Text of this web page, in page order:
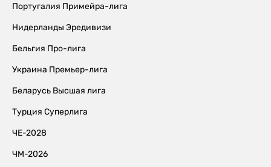
Португалия Примейра-лига
Нидерланды Эредивизи
Бельгия Про-лига
Украина Премьер-лига
Беларусь Высшая лига
Турция Суперлига
ЧЕ-2028
ЧМ-2026